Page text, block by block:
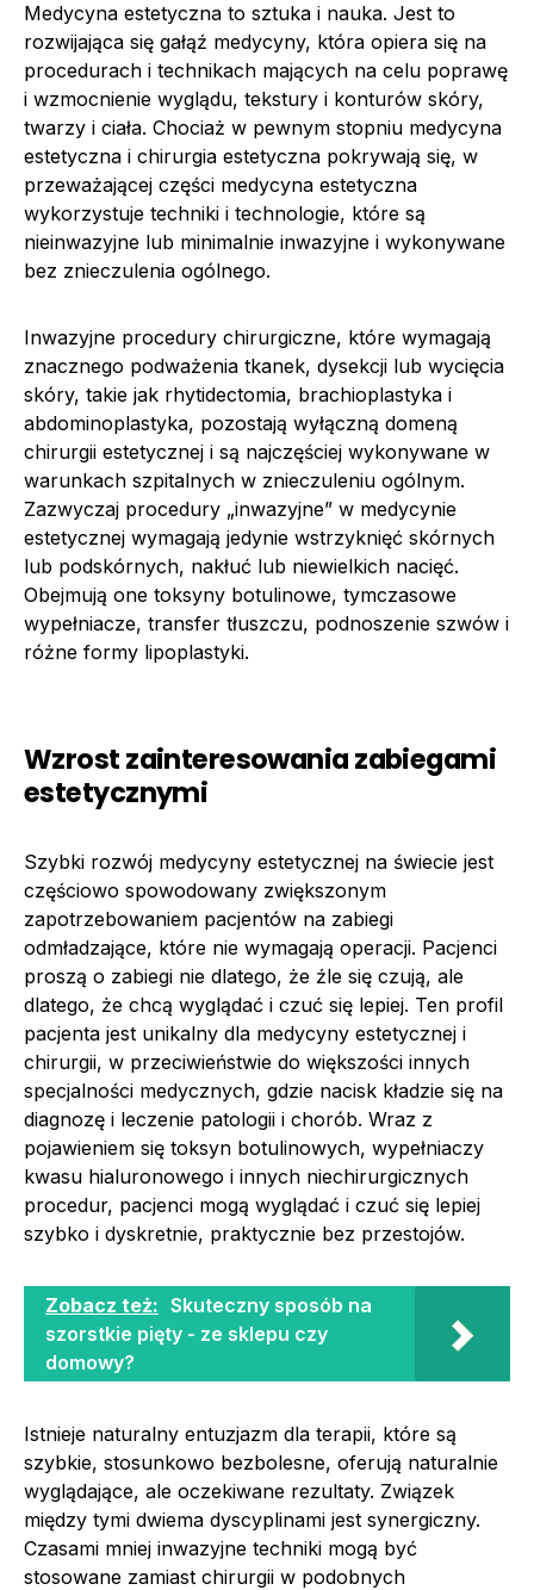
Medycyna estetyczna to sztuka i nauka. Jest to
rozwijająca się gałąź medycyny, która opiera się na
procedurach i technikach mających na celu poprawę
i wzmocnienie wyglądu, tekstury i konturów skóry,
twarzy i ciała. Chociaż w pewnym stopniu medycyna
estetyczna i chirurgia estetyczna pokrywają się, w
przeważającej części medycyna estetyczna
wykorzystuje techniki i technologie, które są
nieinwazyjne lub minimalnie inwazyjne i wykonywane
bez znieczulenia ogólnego.
Inwazyjne procedury chirurgiczne, które wymagają
znacznego podważenia tkanek, dysekcji lub wycięcia
skóry, takie jak rhytidectomia, brachioplastyka i
abdominoplastyka, pozostają wyłączną domeną
chirurgii estetycznej i są najczęściej wykonywane w
warunkach szpitalnych w znieczuleniu ogólnym.
Zazwyczaj procedury „inwazyjne” w medycynie
estetycznej wymagają jedynie wstrzyknięć skórnych
lub podskórnych, nakłuć lub niewielkich nacięć.
Obejmują one toksyny botulinowe, tymczasowe
wypełniacze, transfer tłuszczu, podnoszenie szwów i
różne formy lipoplastyki.
Wzrost zainteresowania zabiegami
estetycznymi
Szybki rozwój medycyny estetycznej na świecie jest
częściowo spowodowany zwiększonym
zapotrzebowaniem pacjentów na zabiegi
odmładzające, które nie wymagają operacji. Pacjenci
proszą o zabiegi nie dlatego, że źle się czują, ale
dlatego, że chcą wyglądać i czuć się lepiej. Ten profil
pacjenta jest unikalny dla medycyny estetycznej i
chirurgii, w przeciwieństwie do większości innych
specjalności medycznych, gdzie nacisk kładzie się na
diagnozę i leczenie patologii i chorób. Wraz z
pojawieniem się toksyn botulinowych, wypełniaczy
kwasu hialuronowego i innych niechirurgicznych
procedur, pacjenci mogą wyglądać i czuć się lepiej
szybko i dyskretnie, praktycznie bez przestojów.
Zobacz też: Skuteczny sposób na
szorstkie pięty - ze sklepu czy
domowy?
Istnieje naturalny entuzjazm dla terapii, które są
szybkie, stosunkowo bezbolesne, oferują naturalnie
wyglądające, ale oczekiwane rezultaty. Związek
między tymi dwiema dyscyplinami jest synergiczny.
Czasami mniej inwazyjne techniki mogą być
stosowane zamiast chirurgii w podobnych